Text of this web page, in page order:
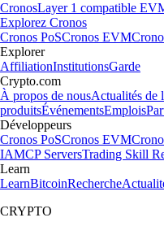
CronosLayer 1 compatible
Explorez Cronos
Cronos PoSCronos EVM
Explorer
AffiliationInstitutionsGarde
Crypto.com
À propos de nousActualités de
produitsÉvénementsEmplois
Développeurs
Cronos PoSCronos EVM
IAMCP ServersTrading Skill
Learn
LearnBitcoinRecherche
CRYPTO